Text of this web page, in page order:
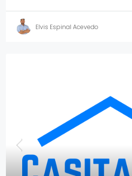
Elvis Espinal Acevedo